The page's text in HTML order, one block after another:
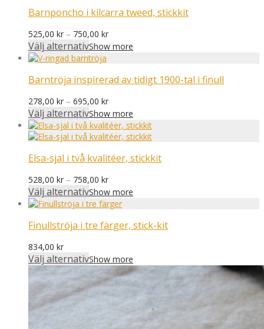
Barnponcho i kilcarra tweed, stickkit
525,00 kr – 750,00 krPrisintervall:
525,00 kr
Välj alternativShow more
Barntröja inspirerad av tidigt 1900-tal i finull
278,00 kr – 695,00 krPrisintervall:
278,00 kr
till
695,00 kr
Välj alternativShow more
Elsa-sjal i två kvalitéer, stickkit
528,00 kr – 758,00 krPrisintervall:
528,00 kr
till
758,00 kr
Välj alternativShow more
Finullströja i tre färger, stick-kit
834,00 kr
Välj alternativShow more